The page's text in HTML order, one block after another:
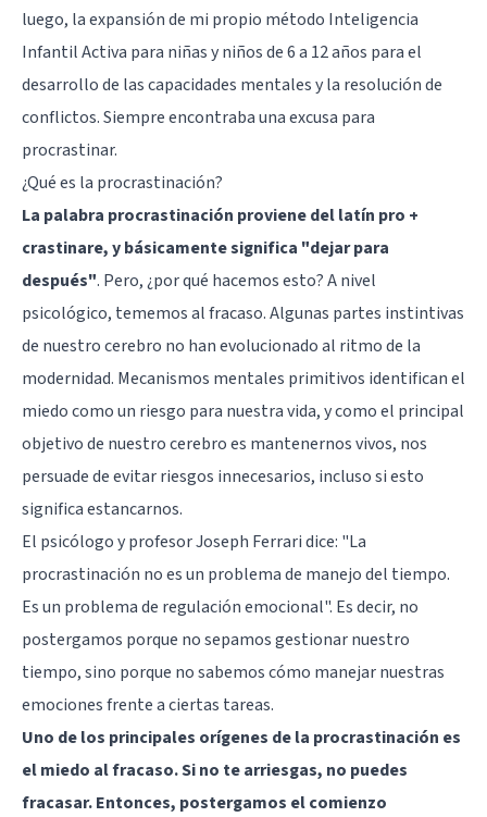
luego, la expansión de mi propio método Inteligencia
Infantil Activa para niñas y niños de 6 a 12 años para el
desarrollo de las capacidades mentales y la resolución de
conflictos. Siempre encontraba una excusa para
procrastinar.
¿Qué es la procrastinación?
La palabra procrastinación proviene del latín pro +
crastinare, y básicamente significa "dejar para
después". Pero, ¿por qué hacemos esto? A nivel
psicológico, tememos al fracaso. Algunas partes instintivas
de nuestro cerebro no han evolucionado al ritmo de la
modernidad. Mecanismos mentales primitivos identifican el
miedo como un riesgo para nuestra vida, y como el principal
objetivo de nuestro cerebro es mantenernos vivos, nos
persuade de evitar riesgos innecesarios, incluso si esto
significa estancarnos.
El psicólogo y profesor Joseph Ferrari dice: "La
procrastinación no es un problema de manejo del tiempo.
Es un problema de regulación emocional". Es decir, no
postergamos porque no sepamos gestionar nuestro
tiempo, sino porque no sabemos cómo manejar nuestras
emociones frente a ciertas tareas.
Uno de los principales orígenes de la procrastinación es
el miedo al fracaso. Si no te arriesgas, no puedes
fracasar. Entonces, postergamos el comienzo